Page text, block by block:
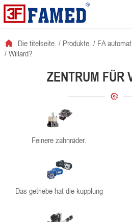
Die
Laden!
Die titelseite. / Produkte. / FA automat
/ Willard?
ZENTRUM FÜR
Feinere zahnräder.
Das getriebe hat die kupplung